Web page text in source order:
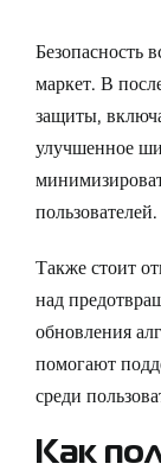
Безопасность
маркет. В
защиты,
улучшенное
пользователей.
Также стоит
над
обновления
помогают
среди
Как